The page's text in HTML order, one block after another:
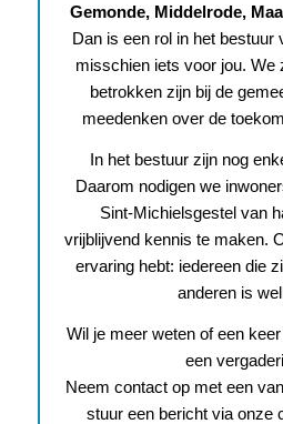
Gemonde, Middelrode,
Dan is een rol in het bestuur
misschien iets voor jou. We
betrokken zijn bij de
meedenken over de
In het bestuur zijn nog
Daarom nodigen we
Sint-Michielsgestel van
vrijblijvend kennis te maken.
ervaring hebt: iedereen die
anderen is
Wil je meer weten of een
een
Neem contact op met een
stuur een bericht via onze